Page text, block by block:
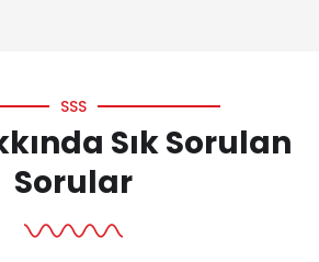
SSS
Sık Sorulan
Sorular